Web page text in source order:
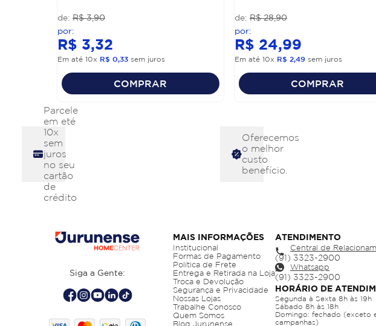
R$ 3,90
R$ 3,32
Em até10x R$ 0,33 sem juros
COMPRAR
R$ 28,90
R$ 24,99
Em até10x R$ 2,49 sem juros
COMPRAR
Parcele
em eté
10x
sem
juros
no seu
cartão
de
crédito
Oferecemos
o melhor
custo
benefício.
Siga a Gente:
MAIS INFORMAÇÕES
Institucional
Formas de Pagamento
Política de Frete
Entrega e Retirada na Loja
Troca e Devolução
Segurança e Privacidade
Nossas Lojas
Trabalhe Conosco
Quem Somos
Blog Jurunense
ATENDIMENTO
Central de
Whatsapp
HORÁRIO DE
Segunda à Sexta 8h às 19h
Sábado 8h às 18h
Domingo: fechado (exceto
campanhas)